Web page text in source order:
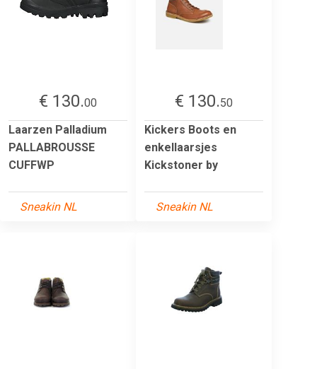
€ 130.00
Laarzen Palladium
PALLABROUSSE
CUFFWP
Sneakin NL
€ 130.50
Kickers Boots en
enkellaarsjes
Kickstoner by
Sneakin NL